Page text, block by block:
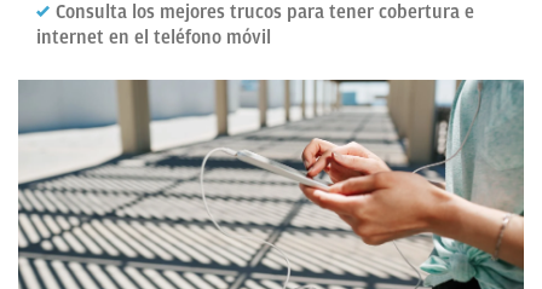
Consulta los mejores trucos para tener cobertura e
internet en el teléfono móvil